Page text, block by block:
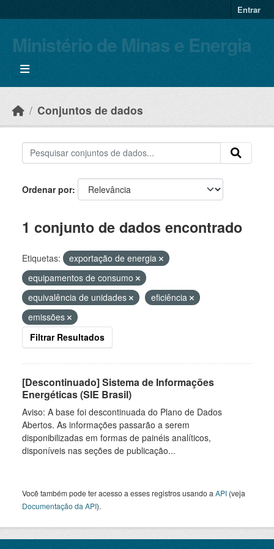
Entrar
Ministério de Minas e Energia
Conjuntos de dados
Ordenar por
1 conjunto de dados encontrado
Etiquetas:
exportação de energia
equipamentos de consumo
equivalência de unidades
eficiência
emissões
Filtrar Resultados
[Descontinuado] Sistema de Informações
Energéticas (SIE Brasil)
Aviso: A base foi descontinuada do Plano de Dados
Abertos. As informações passarão a serem
disponibilizadas em formas de painéis analíticos,
disponíveis nas seções de publicação...
Você também pode ter acesso a esses registros usando a API (veja
Documentação da API).